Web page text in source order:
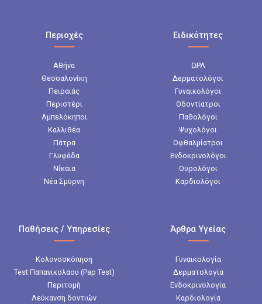
Περιοχές
Αθήνα
Θεσσαλονίκη
Πειραιάς
Περιστέρι
Αμπελόκηποι
Καλλιθέα
Πάτρα
Γλυφάδα
Νίκαια
Νέα Σμύρνη
Ειδικότητες
ΩΡΛ
Δερματολόγοι
Γυναικολόγοι
Οδοντίατροι
Παθολόγοι
Ψυχολόγοι
Οφθαλμίατροι
Ενδοκρινολόγοι
Ουρολόγοι
Καρδιολόγοι
Παθήσεις / Υπηρεσίες
Κολονοσκόπηση
Test Παπανικολάου (Pap Test)
Περιτομή
Λεύκανση δοντιών
Άρθρα Υγείας
Γυναικολογία
Δερματολογία
Ενδοκρινολογία
Καρδιολογία